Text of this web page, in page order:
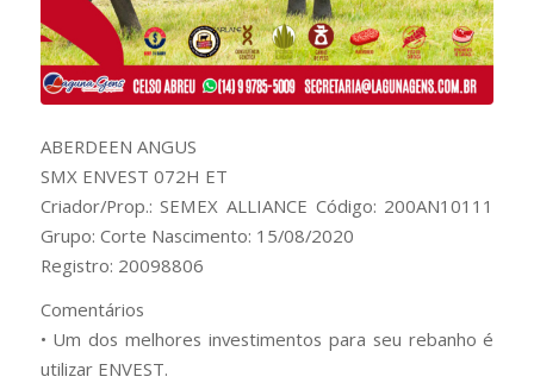
ABERDEEN ANGUS
SMX ENVEST 072H ET
Criador/Prop.: SEMEX ALLIANCE Código: 200AN10111
Grupo: Corte Nascimento: 15/08/2020
Registro: 20098806
Comentários
• Um dos melhores investimentos para seu rebanho é
utilizar ENVEST.